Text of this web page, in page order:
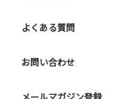
よくある質問
お問い合わせ